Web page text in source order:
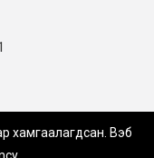
хамгаалагдсан. Вэб